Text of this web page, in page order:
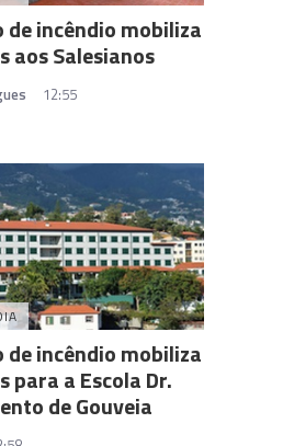
de incêndio mobiliza
aos Salesianos
12:55
de incêndio mobiliza
para a Escola Dr.
de Gouveia